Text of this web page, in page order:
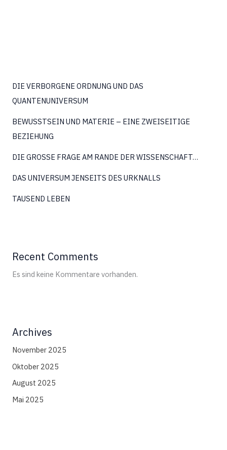
DIE VERBORGENE ORDNUNG UND DAS
QUANTENUNIVERSUM
BEWUSSTSEIN UND MATERIE – EINE ZWEISEITIGE
BEZIEHUNG
DIE GROSSE FRAGE AM RANDE DER WISSENSCHAFT…
DAS UNIVERSUM JENSEITS DES URKNALLS
TAUSEND LEBEN
Recent Comments
Es sind keine Kommentare vorhanden.
Archives
November 2025
Oktober 2025
August 2025
Mai 2025